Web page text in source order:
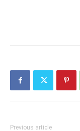
Previous article